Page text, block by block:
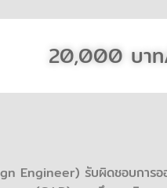
20,000 บาท
Engineer) รับผิดชอบการอ